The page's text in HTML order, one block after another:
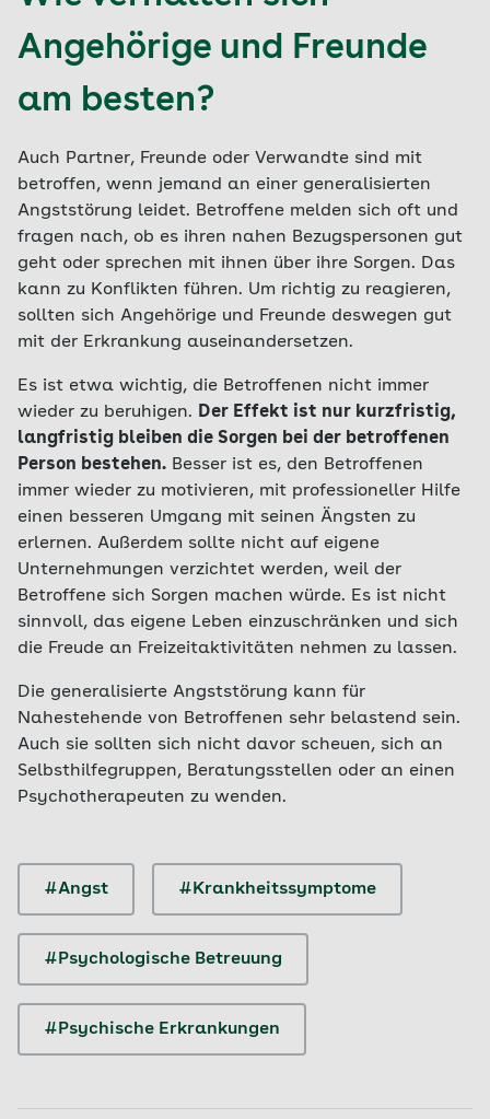
Angehörige und Freunde
am besten?
Auch Partner, Freunde oder Verwandte sind mit
betroffen, wenn jemand an einer generalisierten
Angststörung leidet. Betroffene melden sich oft und
fragen nach, ob es ihren nahen Bezugspersonen gut
geht oder sprechen mit ihnen über ihre Sorgen. Das
kann zu Konflikten führen. Um richtig zu reagieren,
sollten sich Angehörige und Freunde deswegen gut
mit der Erkrankung auseinandersetzen.
Es ist etwa wichtig, die Betroffenen nicht immer
wieder zu beruhigen. Der Effekt ist nur kurzfristig,
langfristig bleiben die Sorgen bei der betroffenen
Person bestehen. Besser ist es, den Betroffenen
immer wieder zu motivieren, mit professioneller Hilfe
einen besseren Umgang mit seinen Ängsten zu
erlernen. Außerdem sollte nicht auf eigene
Unternehmungen verzichtet werden, weil der
Betroffene sich Sorgen machen würde. Es ist nicht
sinnvoll, das eigene Leben einzuschränken und sich
die Freude an Freizeitaktivitäten nehmen zu lassen.
Die generalisierte Angststörung kann für
Nahestehende von Betroffenen sehr belastend sein.
Auch sie sollten sich nicht davor scheuen, sich an
Selbsthilfegruppen, Beratungsstellen oder an einen
Psychotherapeuten zu wenden.
#Angst #Krankheitssymptome
#Psychologische Betreuung
#Psychische Erkrankungen